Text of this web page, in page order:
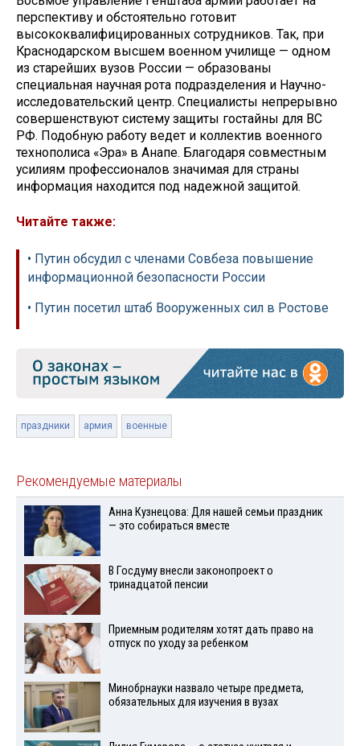
перспективу и обстоятельно готовит
высококвалифицированных сотрудников. Так, при
Краснодарском высшем военном училище — одном
из старейших вузов России — образованы
специальная научная рота подразделения и Научно-
исследовательский центр. Специалисты непрерывно
совершенствуют систему защиты гостайны для ВС
РФ. Подобную работу ведет и коллектив военного
технополиса «Эра» в Анапе. Благодаря совместным
усилиям профессионалов значимая для страны
информация находится под надежной защитой.
Читайте также:
• Путин обсудил с членами Совбеза повышение
информационной безопасности России
• Путин посетил штаб Вооруженных сил в Ростове
праздники армия военные
Рекомендуемые материалы
Анна Кузнецова: Для нашей семьи праздник
— это собираться вместе
В Госдуму внесли законопроект о
тринадцатой пенсии
Приемным родителям хотят дать право на
отпуск по уходу за ребенком
Минобрнауки назвало четыре предмета,
обязательных для изучения в вузах